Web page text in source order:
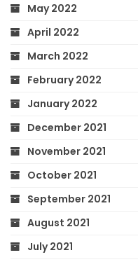
May 2022
April 2022
March 2022
February 2022
January 2022
December 2021
November 2021
October 2021
September 2021
August 2021
July 2021